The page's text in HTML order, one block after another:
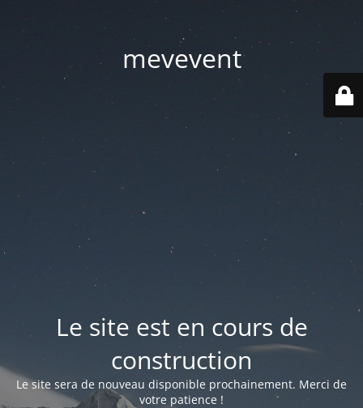
mevevent
Le site est en cours de
construction
Le site sera de nouveau disponible prochainement. Merci de
votre patience !